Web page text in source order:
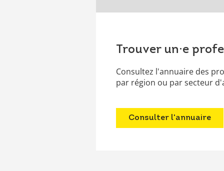
Trouver un·e
Consultez l'annuaire des
par région ou par secteur
Consulter l'annuaire